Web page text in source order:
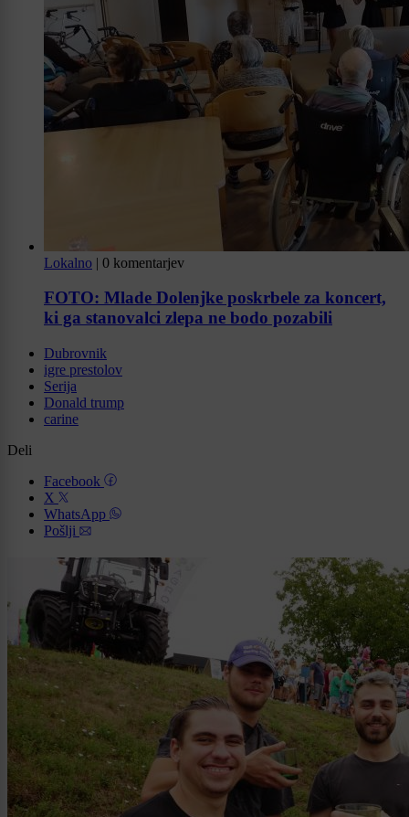
Lokalno | 0 komentarjev
FOTO: Mlade Dolenjke poskrbele za koncert,
ki ga stanovalci zlepa ne bodo pozabili
Dubrovnik
igre prestolov
Serija
Donald trump
carine
Deli
Facebook
X
WhatsApp
Pošlji